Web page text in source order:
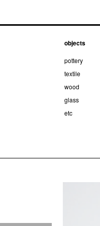
objects
pottery
textile
wood
glass
etc